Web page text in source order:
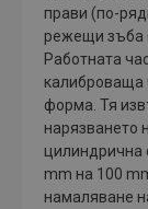
прави (по-
режещи зъба
Работната
калиброваща
форма. Тя
нарязването
цилиндрична
mm на 100
намаляване